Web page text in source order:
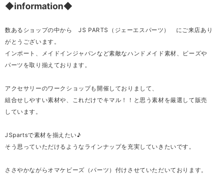
◆information◆
数あるショップの中から JS PARTS（ジェーエスパーツ） にご来店あり
がとうございます。
インポート、メイドインジャパンなど素敵なハンドメイド素材、ビーズや
パーツを取り揃えております。
アクセサリーのワークショップも開催しておりまして、
組合せしやすい素材や、これだけでキマル！！と思う素材を厳選して販売
しています。
JSpartsで素材を揃えたい♪
そう思っていただけるようなラインナップを充実していきたいです。
ささやかながらオマケビーズ（パーツ）付けさせていただいております。